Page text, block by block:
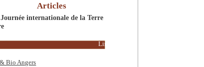
Articles
internationale de la Terre
Lire la suite
Bio Angers